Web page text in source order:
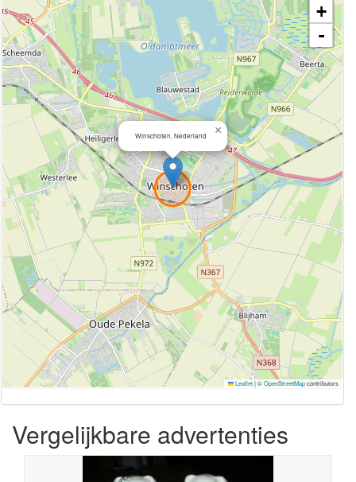
Winschoten, Nederland ×
+
-
Leaflet|©OpenStreetMapcontributors
Vergelijkbare advertenties